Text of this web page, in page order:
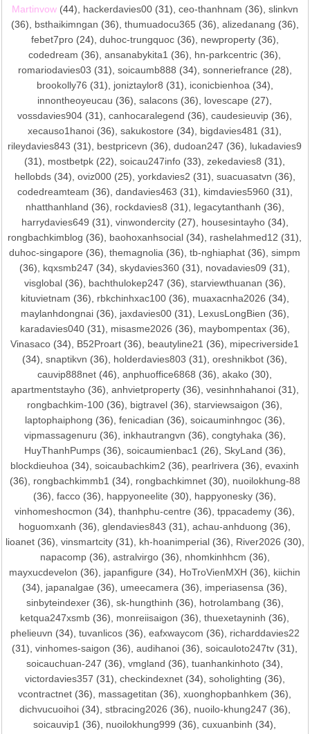
Martinvow(44), hackerdavies00(31), ceo-thanhnam (36), slinkvn
(36), bsthaikimngan (36), thumuadocu365 (36), alizedanang (36),
febet7pro(24), duhoc-trungquoc(36), newproperty(36),
codedream (36),ansanabykita1 (36), hn-parkcentric (36),
romariodavies03 (31), soicaumb888 (34), sonneriefrance (28),
brookolly76 (31), joniztaylor8 (31), iconicbienhoa(34),
innontheoyeucau (36),salacons (36), lovescape (27),
vossdavies904 (31),canhocaralegend (36),caudesieuvip (36),
xecauso1hanoi (36),sakukostore (34), bigdavies481 (31),
rileydavies843 (31), bestpricevn (36),dudoan247 (36), lukadavies9
(31), mostbetpk (22),soicau247info (33),zekedavies8 (31),
hellobds(34), oviz000(25), yorkdavies2 (31), suacuasatvn (36),
codedreamteam (36), dandavies463 (31), kimdavies5960(31),
nhatthanhland (36), rockdavies8 (31), legacytanthanh (36),
harrydavies649 (31), vinwondercity(27), housesintayho(34),
rongbachkimblog (36), baohoxanhsocial (34), rashelahmed12 (31),
duhoc-singapore (36),themagnolia (36),tb-nghiaphat (36),simpm
(36), kqxsmb247 (34),skydavies360 (31), novadavies09 (31),
visglobal (36), bachthulokep247 (36), starviewthuanan (36),
kituvietnam (36), rbkchinhxac100(36), muaxacnha2026 (34),
maylanhdongnai(36), jaxdavies00(31), LexusLongBien (36),
karadavies040(31), misasme2026 (36), maybompentax(36),
Vinasaco (34), B52Proart (36), beautyline21 (36), mipecriverside1
(34),snaptikvn (36), holderdavies803 (31),oreshnikbot (36),
cauvip888net (46),anphuoffice6868 (36),akako (30),
apartmentstayho(36), anhvietproperty(36), vesinhnhahanoi(31),
rongbachkim-100 (36), bigtravel (36),starviewsaigon (36),
laptophaiphong (36), fenicadian (36), soicauminhngoc(36),
vipmassagenuru (36), inkhautrangvn (36), congtyhaka(36),
HuyThanhPumps(36), soicaumienbac1 (26), SkyLand (36),
blockdieuhoa (34),soicaubachkim2 (36), pearlrivera (36),evaxinh
(36), rongbachkimmb1 (34), rongbachkimnet(30), nuoilokhung-88
(36),facco (36), happyoneelite (30), happyonesky (36),
vinhomeshocmon (34),thanhphu-centre (36),tppacademy (36),
hoguomxanh (36),glendavies843 (31),achau-anhduong (36),
lioanet(36), vinsmartcity(31), kh-hoanimperial (36), River2026 (30),
napacomp(36), astralvirgo(36), nhomkinhhcm (36),
mayxucdevelon (36), japanfigure (34), HoTroVienMXH (36), kiichin
(34), japanalgae (36), umeecamera (36), imperiasensa (36),
sinbyteindexer(36), sk-hungthinh (36), hotrolambang (36),
ketqua247xsmb (36), monreiisaigon (36),thuexetayninh (36),
phelieuvn (34), tuvanlicos(36), eafxwaycom (36), richarddavies22
(31),vinhomes-saigon (36),audihanoi (36),soicauloto247tv (31),
soicauchuan-247 (36),vmgland (36),tuanhankinhoto (34),
victordavies357 (31), checkindexnet(34), soholighting (36),
vcontractnet (36), massagetitan (36),xuonghopbanhkem (36),
dichvucuoihoi(34), stbracing2026 (36), nuoilo-khung247 (36),
soicauvip1 (36), nuoilokhung999 (36),cuxuanbinh (34),